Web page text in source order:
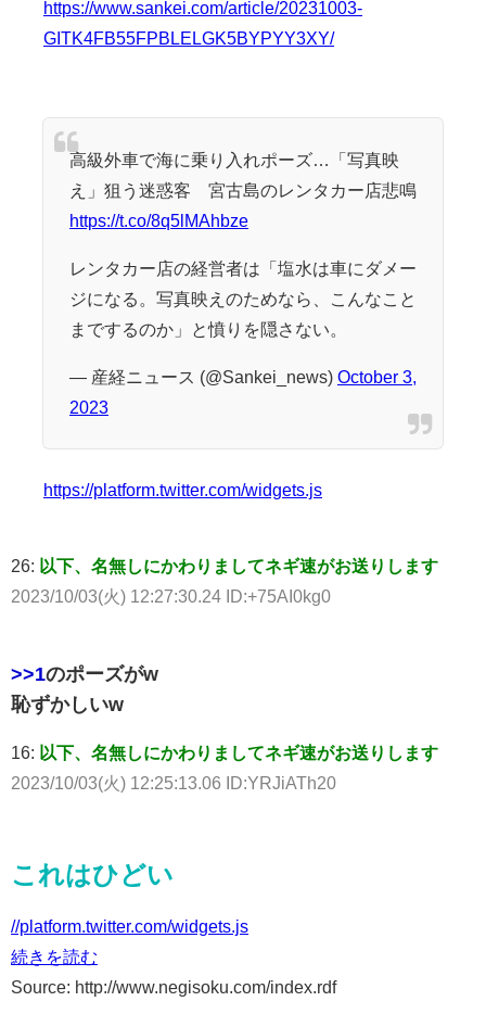
https://www.sankei.com/article/20231003-
GITK4FB55FPBLELGK5BYPYY3XY/
高級外車で海に乗り入れポーズ…「写真映
え」狙う迷惑客 宮古島のレンタカー店悲鳴
https://t.co/8q5lMAhbze
レンタカー店の経営者は「塩水は車にダメー
ジになる。写真映えのためなら、こんなこと
までするのか」と憤りを隠さない。
— 産経ニュース (@Sankei_news) October 3,
2023
https://platform.twitter.com/widgets.js
26: 以下、名無しにかわりましてネギ速がお送りします
2023/10/03(火) 12:27:30.24 ID:+75AI0kg0
>>1のポーズがw
恥ずかしいw
16: 以下、名無しにかわりましてネギ速がお送りします
2023/10/03(火) 12:25:13.06 ID:YRJiATh20
これはひどい
//platform.twitter.com/widgets.js
続きを読む
Source: http://www.negisoku.com/index.rdf